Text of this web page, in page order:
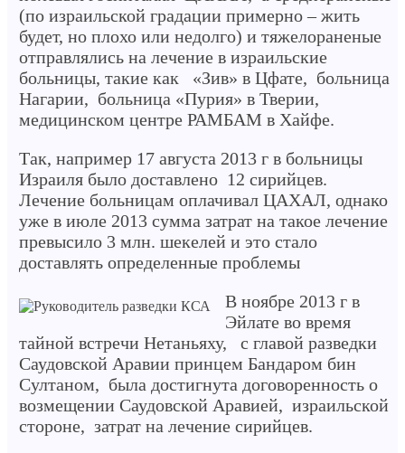
(по израильской градации примерно – жить
будет, но плохо или недолго) и тяжелораненые
отправлялись на лечение в израильские
больницы, такие как «Зив» в Цфате, больница
Нагарии, больница «Пурия» в Тверии,
медицинском центре РАМБАМ в Хайфе.
Так, например 17 августа 2013 г в больницы
Израиля было доставлено 12 сирийцев.
Лечение больницам оплачивал ЦАХАЛ, однако
уже в июле 2013 сумма затрат на такое лечение
превысило 3 млн. шекелей и это стало
доставлять определенные проблемы
В ноябре 2013 г в
Эйлате во время
тайной встречи Нетаньяху, с главой разведки
Саудовской Аравии принцем Бандаром бин
Султаном, была достигнута договоренность о
возмещении Саудовской Аравией, израильской
стороне, затрат на лечение сирийцев.